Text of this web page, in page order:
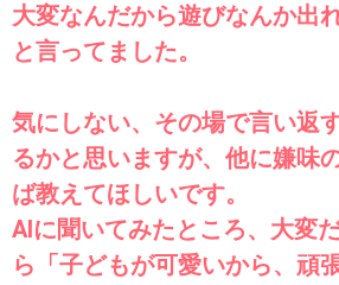
大変なんだから遊びなんか出
と言ってました。
気にしない、その場で言い返
るかと思いますが、他に嫌味
ば教えてほしいです。
AIに聞いてみたところ、大変
ら「子どもが可愛いから、頑